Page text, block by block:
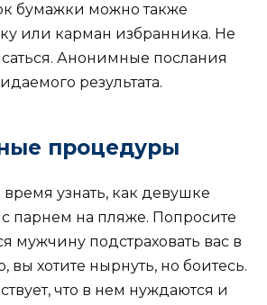
бумажки можно также
или карман избранника. Не
Анонимные послания
результата.
процедуры
узнать, как девушке
парнем на пляже. Попросите
мужчину подстраховать вас в
вы хотите нырнуть, но боитесь.
что в нем нуждаются и